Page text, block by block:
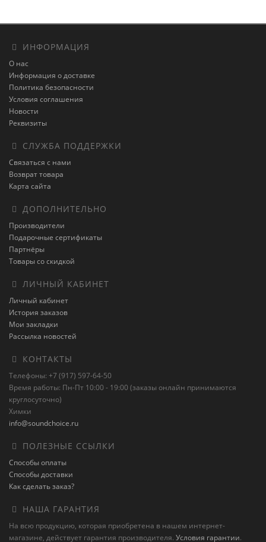
ИНФОРМАЦИЯ
О нас
Информация о доставке
Политика безопасности
Условия соглашения
Новости
Реквизиты
СЛУЖБА ПОДДЕРЖКИ
Связаться с нами
Возврат товара
Карта сайта
ДОПОЛНИТЕЛЬНО
Производители
Подарочные сертификаты
Партнёры
Товары со скидкой
ЛИЧНЫЙ КАБИНЕТ
Личный кабинет
История заказов
Мои закладки
Рассылка новостей
КОНТАКТЫ
Телефоны: +7 (917) 597-64-50
Время работы: Пн-Пт 10:00 - 19:00 (заказы онлайн принимаются
круглосуточно)
Химки
info@soundchoice.ru
ПОЛЕЗНЫЕ ССЫЛКИ
Способы оплаты
Способы доставки
Как сделать заказ?
НАША ГАРАНТИЯ
На всю продукцию, которая приобретена в нашем интернет-
магазине, действует гарантия производителя. Условия гарантии.